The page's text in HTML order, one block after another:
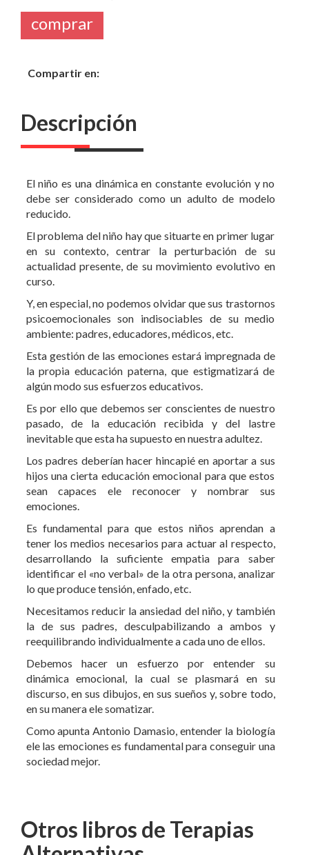
Compartir en:
Descripción
El niño es una dinámica en constante evolución y no
El problema del niño hay que situarte en primer lugar
en su contexto, centrar la perturbación de su
actualidad presente, de su movimiento evolutivo en
Y, en especial, no podemos olvidar que sus trastornos
psicoemocionales son indisociables de su medio
ambiente: padres, educadores, médicos, etc.
Esta gestión de las emociones estará impregnada de
la propia educación paterna, que estigmatizará de
algún modo sus esfuerzos educativos.
Es por ello que debemos ser conscientes de nuestro
pasado, de la educación recibida y del lastre
inevitable que esta ha supuesto en nuestra adultez.
Los padres deberían hacer hincapié en aportar a sus
hijos una cierta educación emocional para que estos
sean capaces ele reconocer y nombrar sus
Es fundamental para que estos niños aprendan a
tener los medios necesarios para actuar al respecto,
desarrollando la suficiente empatia para saber
lo que produce tensión, enfado, etc.
Necesitamos reducir la ansiedad del niño, y también
la de sus padres, desculpabilizando a ambos y
reequilibrando individualmente a cada uno de ellos.
Debemos hacer un esfuerzo por entender su
dinámica emocional, la cual se plasmará en su
discurso, en sus dibujos, en sus sueños y, sobre todo,
en su manera ele somatizar.
Como apunta Antonio Damasio, entender la biología
ele las emociones es fundamental para conseguir una
sociedad mejor.
Otros libros de Terapias